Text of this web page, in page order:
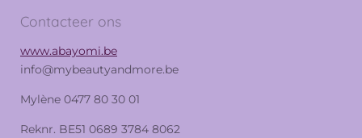
Contacteer ons
www.abayomi.be
info@mybeautyandmore.be
Mylène 0477 80 30 01
Reknr. BE51 0689 3784 8062